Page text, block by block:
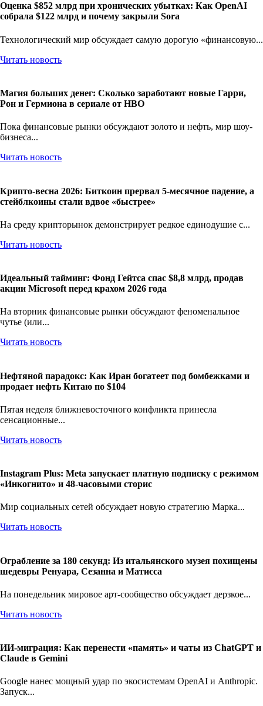
Оценка $852 млрд при хронических убытках: Как OpenAI
собрала $122 млрд и почему закрыли Sora
Технологический мир обсуждает самую дорогую «финансовую...
Читать новость
Магия больших денег: Сколько заработают новые Гарри,
Рон и Гермиона в сериале от HBO
Пока финансовые рынки обсуждают золото и нефть, мир шоу-
бизнеса...
Читать новость
Крипто-весна 2026: Биткоин прервал 5-месячное падение, а
стейблкоины стали вдвое «быстрее»
На среду крипторынок демонстрирует редкое единодушие с...
Читать новость
Идеальный тайминг: Фонд Гейтса спас $8,8 млрд, продав
акции Microsoft перед крахом 2026 года
На вторник финансовые рынки обсуждают феноменальное
чутье (или...
Читать новость
Нефтяной парадокс: Как Иран богатеет под бомбежками и
продает нефть Китаю по $104
Пятая неделя ближневосточного конфликта принесла
сенсационные...
Читать новость
Instagram Plus: Meta запускает платную подписку с режимом
«Инкогнито» и 48-часовыми сторис
Мир социальных сетей обсуждает новую стратегию Марка...
Читать новость
Ограбление за 180 секунд: Из итальянского музея похищены
шедевры Ренуара, Сезанна и Матисса
На понедельник мировое арт-сообщество обсуждает дерзкое...
Читать новость
ИИ-миграция: Как перенести «память» и чаты из ChatGPT и
Claude в Gemini
Google нанес мощный удар по экосистемам OpenAI и Anthropic.
Запуск...